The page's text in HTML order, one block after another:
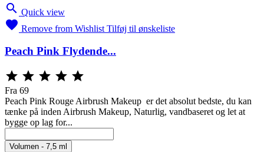
 Quick view
 Remove from Wishlist Tilføj til ønskeliste
Peach Pink Flydende...
    
Fra 69
Peach Pink Rouge Airbrush Makeup er det absolut bedste, du kan
tænke på inden Airbrush Makeup, Naturlig, vandbaseret og let at
bygge op lag for...
Volumen - 7,5 ml